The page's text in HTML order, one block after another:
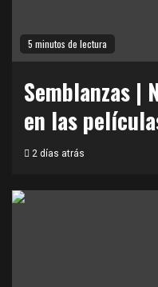
5 minutos de lectura
Semblanzas |
en las
2 días atrás